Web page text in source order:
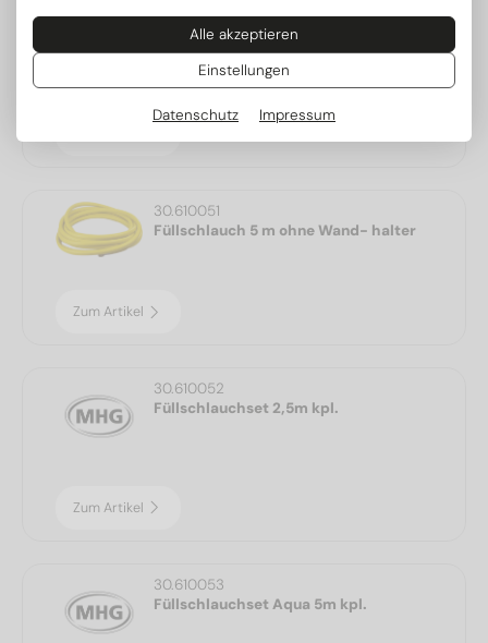
Alle akzeptieren
Einstellungen
Datenschutz Impressum
30.610050
Füllschlauchset 5m kpl.
30.610051
Füllschlauch 5 m ohne Wand- halter
Zum Artikel
30.610052
Füllschlauchset 2,5m kpl.
Zum Artikel
30.610053
Füllschlauchset Aqua 5m kpl.